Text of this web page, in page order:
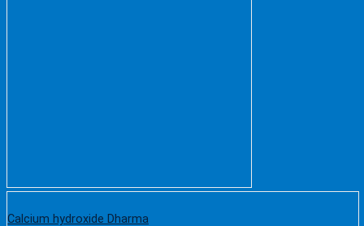
Calcium hydroxide Dharma